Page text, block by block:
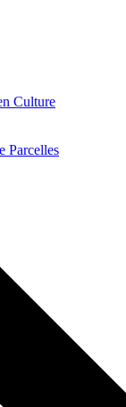
Culture
Parcelles